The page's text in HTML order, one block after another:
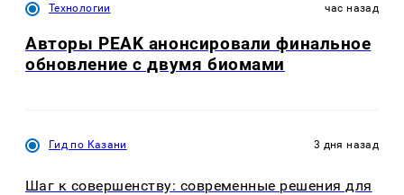
Технологии час назад
Авторы PEAK анонсировали финальное
обновление с двумя биомами
Гид по Казани 3 дня назад
Шаг к совершенству: современные решения для